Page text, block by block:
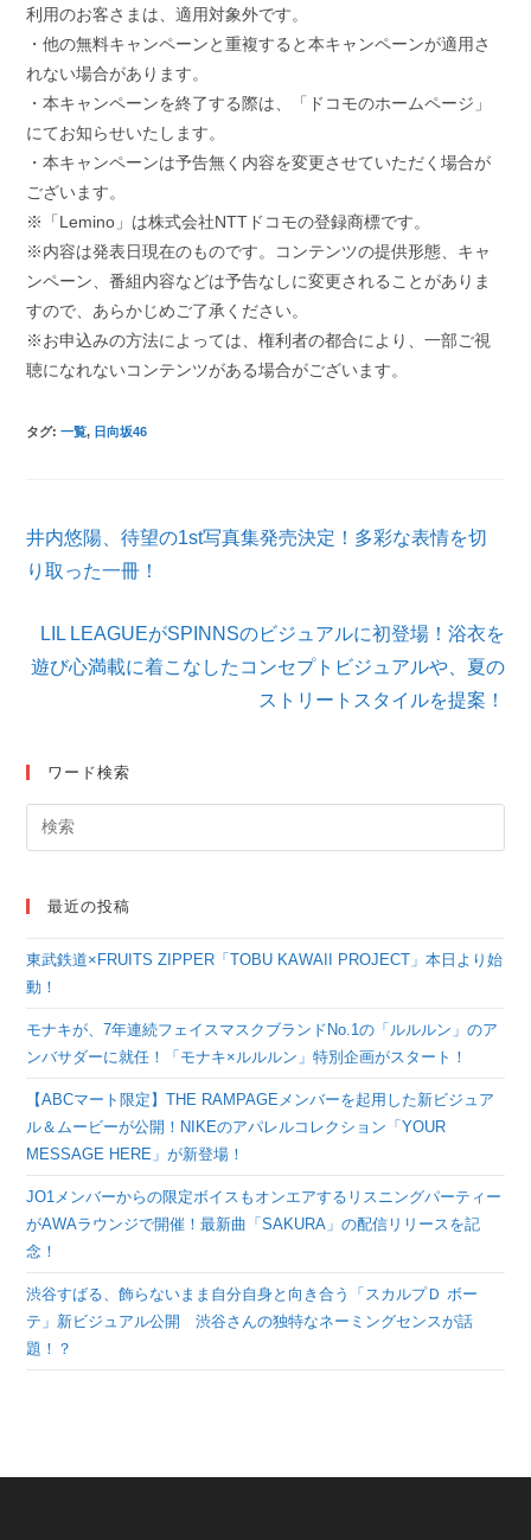
利用のお客さまは、適用対象外です。
・他の無料キャンペーンと重複すると本キャンペーンが適用さ
れない場合があります。
・本キャンペーンを終了する際は、「ドコモのホームページ」
にてお知らせいたします。
・本キャンペーンは予告無く内容を変更させていただく場合が
ございます。
※「Lemino」は株式会社NTTドコモの登録商標です。
※内容は発表日現在のものです。コンテンツの提供形態、キャ
ンペーン、番組内容などは予告なしに変更されることがありま
すので、あらかじめご了承ください。
※お申込みの方法によっては、権利者の都合により、一部ご視
聴になれないコンテンツがある場合がございます。
タグ:一覧, 日向坂46
そ
の
他
事
を
井内悠陽、待望の1st写真集発売決定！多彩な表情を切
り取った一冊！
LIL LEAGUEがSPINNSのビジュアルに初登場！浴衣を
遊び心満載に着こなしたコンセプトビジュアルや、夏の
ストリートスタイルを提案！
ワード検索
最近の投稿
東武鉄道×FRUITS ZIPPER「TOBU KAWAII PROJECT」本日より始
動！
モナキが、7年連続フェイスマスクブランドNo.1の「ルルルン」のア
ンバサダーに就任！「モナキ×ルルルン」特別企画がスタート！
【ABCマート限定】THE RAMPAGEメンバーを起用した新ビジュア
ル＆ムービーが公開！NIKEのアパレルコレクション「YOUR
MESSAGE HERE」が新登場！
JO1メンバーからの限定ボイスもオンエアするリスニングパーティー
がAWAラウンジで開催！最新曲「SAKURA」の配信リリースを記
念！
渋谷すばる、飾らないまま自分自身と向き合う「スカルプＤ ボー
テ」新ビジュアル公開 渋谷さんの独特なネーミングセンスが話
題！？